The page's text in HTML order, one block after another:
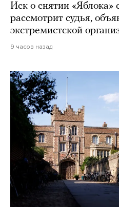
Иск о снятии «Яблока»
рассмотрит судья,
экстремистской
9 часов назад